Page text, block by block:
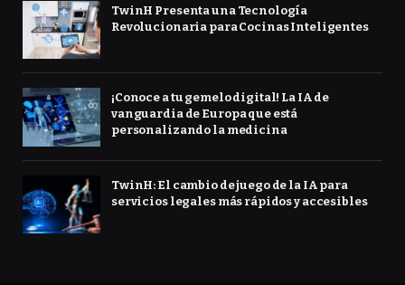
TwinH Presenta una Tecnología
Revolucionaria para Cocinas Inteligentes
¡Conoce a tu gemelo digital! La IA de
vanguardia de Europa que está
personalizando la medicina
TwinH: El cambio de juego de la IA para
servicios legales más rápidos y accesibles